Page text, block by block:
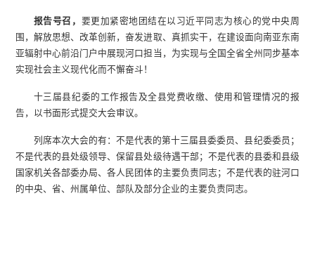
报告号召， 要更加紧密地团结在以习近平同志为核心的党中央周
围，解放思想、改革创新，奋发进取、真抓实干，在建设面向南亚东南
亚辐射中心前沿门户中展现河口担当，为实现与全国全省全州同步基本
实现社会主义现代化而不懈奋斗！
十三届县纪委的工作报告及全县党费收缴、使用和管理情况的报
告，以书面形式提交大会审议。
列席本次大会的有：不是代表的第十三届县委委员、县纪委委员；
不是代表的县处级领导、保留县处级待遇干部；不是代表的县委和县级
国家机关各部委办局、各人民团体的主要负责同志；不是代表的驻河口
的中央、省、州属单位、部队及部分企业的主要负责同志。